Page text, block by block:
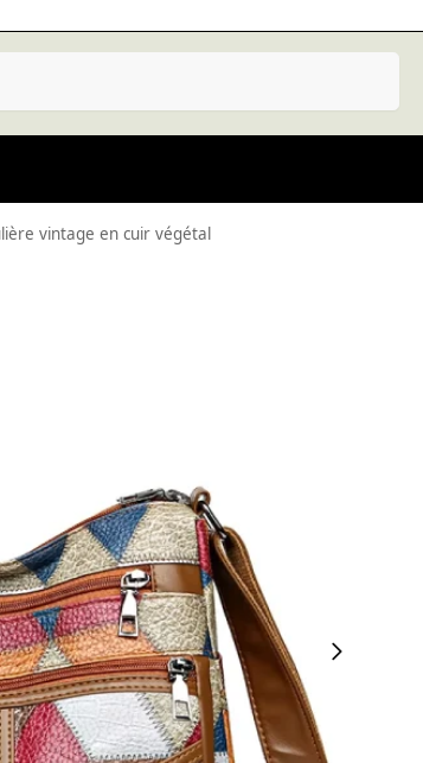
vintage en cuir végétal